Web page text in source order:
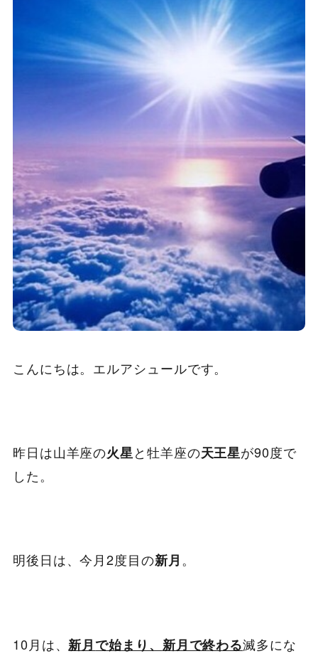
こんにちは。エルアシュールです。
昨日は山羊座の火星と牡羊座の天王星が90度で
した。
明後日は、今月2度目の新月 。
10月は、 新月で始まり、 新月で終わる滅多にな